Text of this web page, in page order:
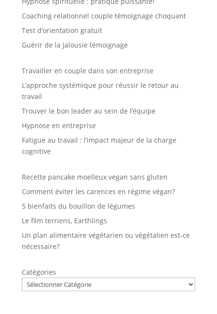
Coaching relationnel couple témoignage choquant
Test d’orientation gratuit
Guérir de la Jalousie témoignage
Travailler en couple dans son entreprise
L’approche systémique pour réussir le retour au
travail
Trouver le bon leader au sein de l’équipe
Hypnose en entreprise
Fatigue au travail : l’impact majeur de la charge
cognitive
Recette pancake moelleux vegan sans gluten
Comment éviter les carences en régime végan?
5 bienfaits du bouillon de légumes
Le film terriens, Earthlings
Un plan alimentaire végétarien ou végétalien est-ce
nécessaire?
Catégories